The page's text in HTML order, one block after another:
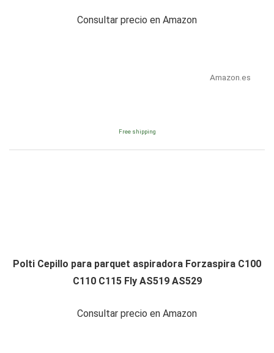
Consultar precio en Amazon
Amazon.es
Free shipping
Polti Cepillo para parquet aspiradora Forzaspira C100
C110 C115 Fly AS519 AS529
Consultar precio en Amazon